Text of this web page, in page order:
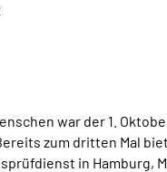
war der 1.
zum dritten Mal
in Hamburg,